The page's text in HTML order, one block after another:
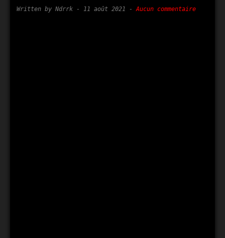
Written by Ndrrk - 11 août 2021 - Aucun commentaire